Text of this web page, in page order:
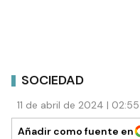
SOCIEDAD
11 de abril de 2024 |
Añadir como fuente en